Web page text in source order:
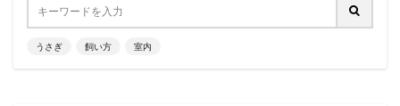
うさぎ 飼い方 室内